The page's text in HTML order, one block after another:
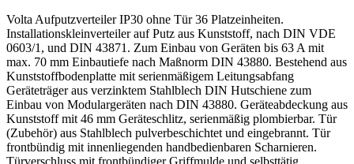
Volta Aufputzverteiler IP30 ohne Tür 36 Platzeinheiten.
Installationskleinverteiler auf Putz aus Kunststoff, nach DIN VDE
0603/1, und DIN 43871. Zum Einbau von Geräten bis 63 A mit
max. 70 mm Einbautiefe nach Maßnorm DIN 43880. Bestehend aus
Kunststoffbodenplatte mit serienmäßigem Leitungsabfang
Geräteträger aus verzinktem Stahlblech DIN Hutschiene zum
Einbau von Modulargeräten nach DIN 43880. Geräteabdeckung aus
Kunststoff mit 46 mm Geräteschlitz, serienmäßig plombierbar. Tür
(Zubehör) aus Stahlblech pulverbeschichtet und eingebrannt. Tür
frontbündig mit innenliegenden handbedienbaren Scharnieren.
Türverschluss mit frontbündiger Griffmulde und selbsttätig